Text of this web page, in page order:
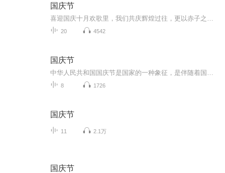
国庆节
20 4542
国庆节
8 1726
国庆节
11 2.1万
国庆节